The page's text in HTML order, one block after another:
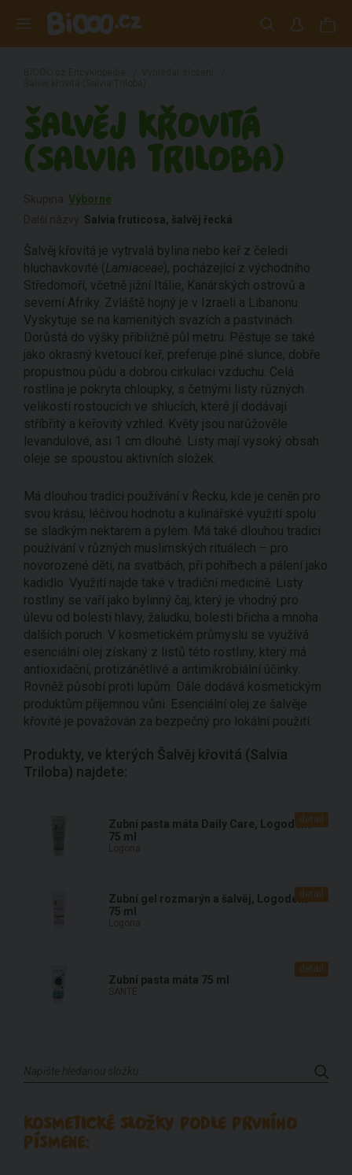
ŠALVĚJ KŘOVITÁ
(SALVIA TRILOBA)
Výborné
Salvia fruticosa, šalvěj řecká
Šalvěj křovitá je vytrvalá bylina nebo keř z čeledi
hluchavkovité (Lamiaceae), pocházející z východního
Středomoří, včetně jižní Itálie, Kanárských ostrovů a
severní Afriky. Zvláště hojný je v Izraeli a Libanonu.
Vyskytuje se na kamenitých svazích a pastvinách.
Dorůstá do výšky přibližně půl metru. Pěstuje se také
jako okrasný kvetoucí keř, preferuje plné slunce, dobře
propustnou půdu a dobrou cirkulaci vzduchu. Celá
rostlina je pokryta chloupky, s četnými listy různých
velikostí rostoucích ve shlucích, které jí dodávají
stříbřitý a keřovitý vzhled. Květy jsou narůžověle
levandulové, asi 1 cm dlouhé. Listy mají vysoký obsah
oleje se spoustou aktivních složek.
Má dlouhou tradici používání v Řecku, kde je ceněn pro
svou krásu, léčivou hodnotu a kulinářské využití spolu
se sladkým nektarem a pylem. Má také dlouhou tradici
používání v různých muslimských rituálech – pro
novorozené děti, na svatbách, při pohřbech a pálení jako
kadidlo. Využití najde také v tradiční medicíně. Listy
rostliny se vaří jako bylinný čaj, který je vhodný pro
úlevu od bolesti hlavy, žaludku, bolesti břicha a mnoha
dalších poruch. V kosmetickém průmyslu se využívá
esenciální olej získaný z listů této rostliny, který má
antioxidační, protizánětlivé a antimikrobiální účinky.
Rovněž působí proti lupům. Dále dodává kosmetickým
produktům příjemnou vůni. Esenciální olej ze šalvěje
křovité je považován za bezpečný pro lokální použití.
Produkty, ve kterých Šalvěj křovitá (Salvia
Triloba) najdete:
Zubní pasta máta Daily Care, Logodent
75 ml
detail
Zubní gel rozmarýn a šalvěj, Logodent
75 ml
detail
Zubní pasta máta 75 ml
detail
KOSMETICKÉ SLOŽKY PODLE PRVNÍHO
PÍSMENE: